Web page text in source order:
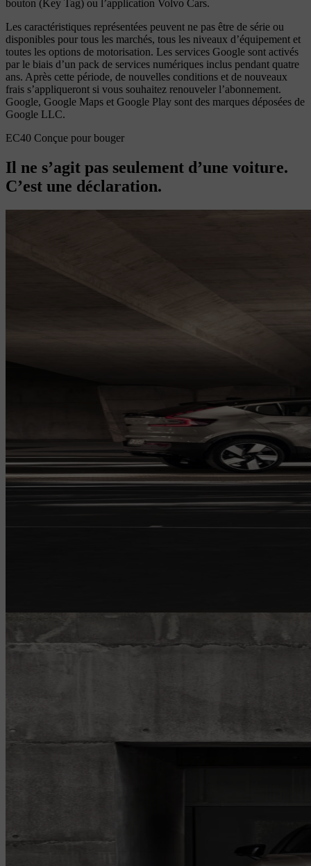
bouton (Key Tag) ou l’application Volvo Cars.
Les caractéristiques représentées peuvent ne pas être de série ou
disponibles pour tous les marchés, tous les niveaux d’équipement et
toutes les options de motorisation. Les services Google sont activés
par le biais d’un pack de services numériques inclus pendant quatre
ans. Après cette période, de nouvelles conditions et de nouveaux
frais s’appliqueront si vous souhaitez renouveler l’abonnement.
Google, Google Maps et Google Play sont des marques déposées de
Google LLC.
EC40 Conçue pour bouger
Il ne s’agit pas seulement d’une voiture.
C’est une déclaration.